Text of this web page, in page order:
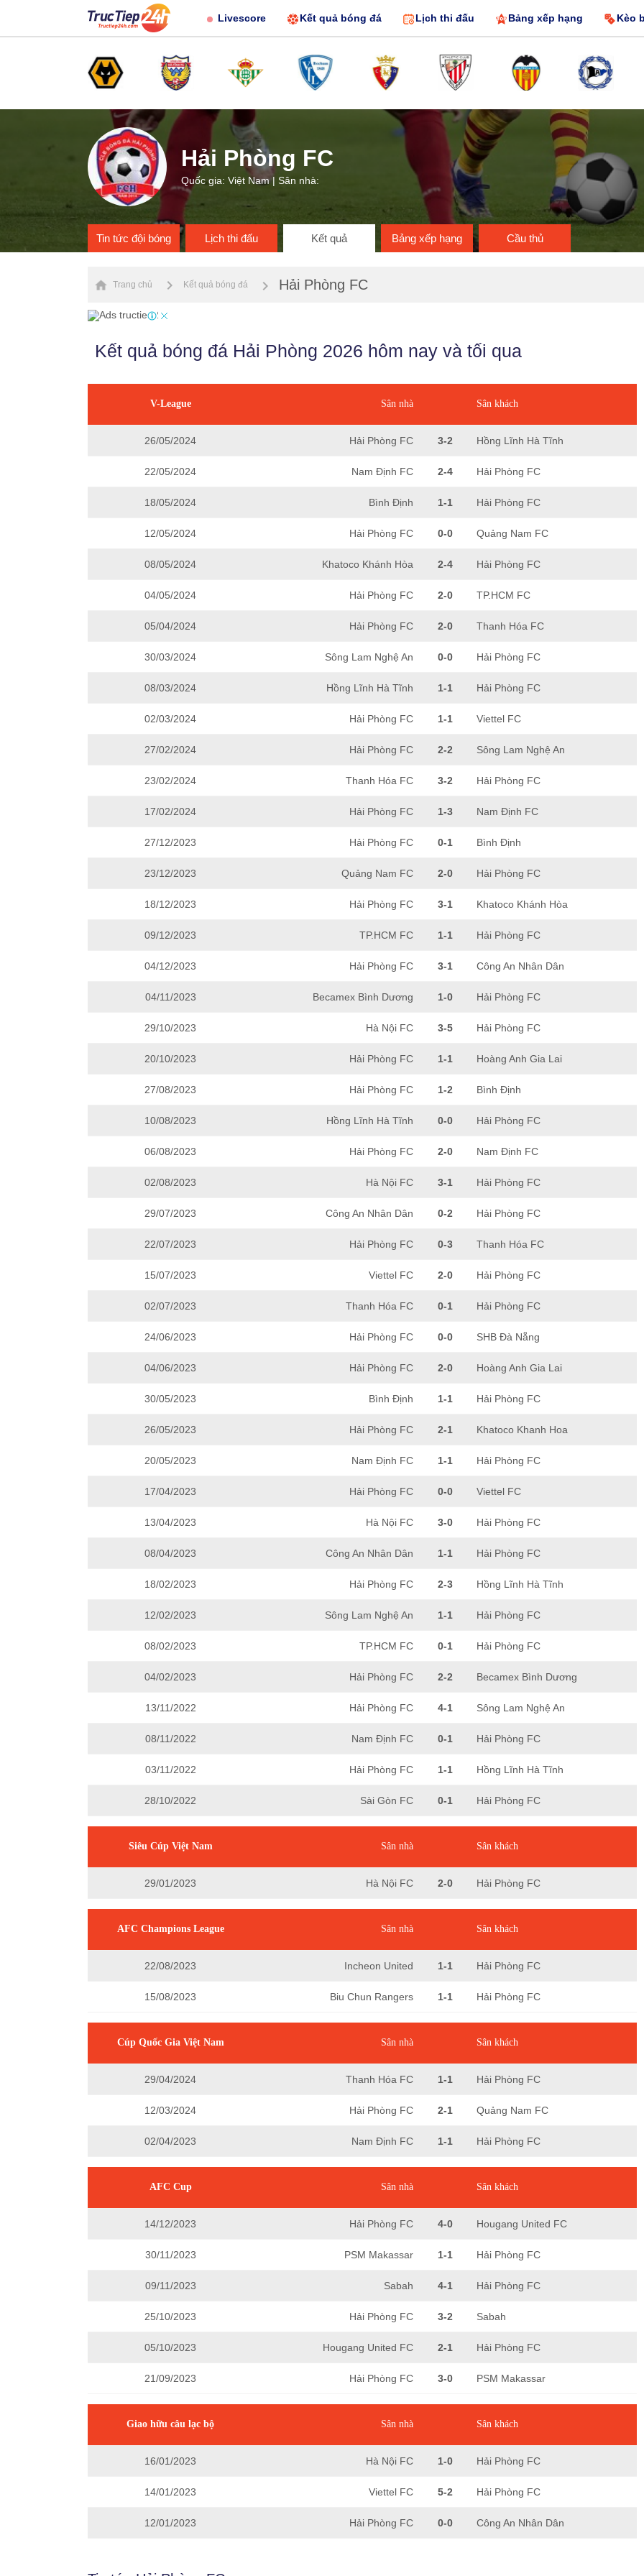
Livescore Kết quả bóng đá Lịch thi đấu Bảng xếp hạng Kèo
Hải Phòng FC
Quốc gia: Việt Nam | Sân nhà:
Tin tức đội bóng Lịch thi đấu Kết quả Bảng xếp hạng Cầu thủ
Trang chủ Kết quả bóng đá Hải Phòng FC
Kết quả bóng đá Hải Phòng 2026 hôm nay và tối qua
V-League Sân nhà Sân khách
26/05/2024 Hải Phòng FC 3-2 Hồng Lĩnh Hà Tĩnh
22/05/2024 Nam Định FC 2-4 Hải Phòng FC
18/05/2024 Bình Định 1-1 Hải Phòng FC
12/05/2024 Hải Phòng FC 0-0 Quảng Nam FC
08/05/2024 Khatoco Khánh Hòa 2-4 Hải Phòng FC
04/05/2024 Hải Phòng FC 2-0 TP.HCM FC
05/04/2024 Hải Phòng FC 2-0 Thanh Hóa FC
30/03/2024 Sông Lam Nghệ An 0-0 Hải Phòng FC
08/03/2024 Hồng Lĩnh Hà Tĩnh 1-1 Hải Phòng FC
02/03/2024 Hải Phòng FC 1-1 Viettel FC
27/02/2024 Hải Phòng FC 2-2 Sông Lam Nghệ An
23/02/2024 Thanh Hóa FC 3-2 Hải Phòng FC
17/02/2024 Hải Phòng FC 1-3 Nam Định FC
27/12/2023 Hải Phòng FC 0-1 Bình Định
23/12/2023 Quảng Nam FC 2-0 Hải Phòng FC
18/12/2023 Hải Phòng FC 3-1 Khatoco Khánh Hòa
09/12/2023 TP.HCM FC 1-1 Hải Phòng FC
04/12/2023 Hải Phòng FC 3-1 Công An Nhân Dân
04/11/2023 Becamex Bình Dương 1-0 Hải Phòng FC
29/10/2023 Hà Nội FC 3-5 Hải Phòng FC
20/10/2023 Hải Phòng FC 1-1 Hoàng Anh Gia Lai
27/08/2023 Hải Phòng FC 1-2 Bình Định
10/08/2023 Hồng Lĩnh Hà Tĩnh 0-0 Hải Phòng FC
06/08/2023 Hải Phòng FC 2-0 Nam Định FC
02/08/2023 Hà Nội FC 3-1 Hải Phòng FC
29/07/2023 Công An Nhân Dân 0-2 Hải Phòng FC
22/07/2023 Hải Phòng FC 0-3 Thanh Hóa FC
15/07/2023 Viettel FC 2-0 Hải Phòng FC
02/07/2023 Thanh Hóa FC 0-1 Hải Phòng FC
24/06/2023 Hải Phòng FC 0-0 SHB Đà Nẵng
04/06/2023 Hải Phòng FC 2-0 Hoàng Anh Gia Lai
30/05/2023 Bình Định 1-1 Hải Phòng FC
26/05/2023 Hải Phòng FC 2-1 Khatoco Khanh Hoa
20/05/2023 Nam Định FC 1-1 Hải Phòng FC
17/04/2023 Hải Phòng FC 0-0 Viettel FC
13/04/2023 Hà Nội FC 3-0 Hải Phòng FC
08/04/2023 Công An Nhân Dân 1-1 Hải Phòng FC
18/02/2023 Hải Phòng FC 2-3 Hồng Lĩnh Hà Tĩnh
12/02/2023 Sông Lam Nghệ An 1-1 Hải Phòng FC
08/02/2023 TP.HCM FC 0-1 Hải Phòng FC
04/02/2023 Hải Phòng FC 2-2 Becamex Bình Dương
13/11/2022 Hải Phòng FC 4-1 Sông Lam Nghệ An
08/11/2022 Nam Định FC 0-1 Hải Phòng FC
03/11/2022 Hải Phòng FC 1-1 Hồng Lĩnh Hà Tĩnh
28/10/2022 Sài Gòn FC 0-1 Hải Phòng FC
Siêu Cúp Việt Nam Sân nhà Sân khách
29/01/2023 Hà Nội FC 2-0 Hải Phòng FC
AFC Champions League Sân nhà Sân khách
22/08/2023 Incheon United 1-1 Hải Phòng FC
15/08/2023 Biu Chun Rangers 1-1 Hải Phòng FC
Cúp Quốc Gia Việt Nam Sân nhà Sân khách
29/04/2024 Thanh Hóa FC 1-1 Hải Phòng FC
12/03/2024 Hải Phòng FC 2-1 Quảng Nam FC
02/04/2023 Nam Định FC 1-1 Hải Phòng FC
AFC Cup Sân nhà Sân khách
14/12/2023 Hải Phòng FC 4-0 Hougang United FC
30/11/2023 PSM Makassar 1-1 Hải Phòng FC
09/11/2023 Sabah 4-1 Hải Phòng FC
25/10/2023 Hải Phòng FC 3-2 Sabah
05/10/2023 Hougang United FC 2-1 Hải Phòng FC
21/09/2023 Hải Phòng FC 3-0 PSM Makassar
Giao hữu câu lạc bộ Sân nhà Sân khách
16/01/2023 Hà Nội FC 1-0 Hải Phòng FC
14/01/2023 Viettel FC 5-2 Hải Phòng FC
12/01/2023 Hải Phòng FC 0-0 Công An Nhân Dân